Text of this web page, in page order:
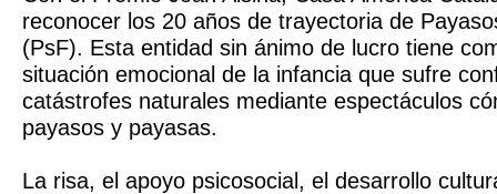
reconocer los 20 años de trayectoria de
(PsF). Esta entidad sin ánimo de lucro tiene
situación emocional de la infancia que sufre
catástrofes naturales mediante espectáculos
payasos y payasas.
La risa, el apoyo psicosocial, el desarrollo